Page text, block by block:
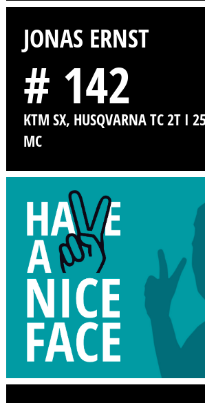
JONAS ERNST
# 142
KTM SX, HUSQVARNA TC 2T I
MC